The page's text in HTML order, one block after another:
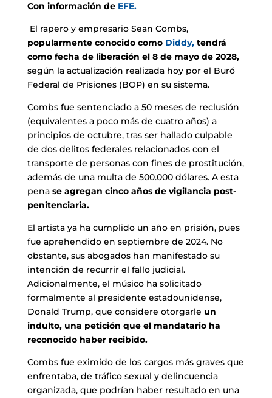
Con información de EFE.
El rapero y empresario Sean Combs,
popularmente conocido como Diddy,tendrá
como fecha de liberación el 8 de mayo de 2028,
según la actualización realizada hoy por el Buró
Federal de Prisiones (BOP) en su sistema.
Combs fue sentenciado a 50 meses de reclusión
(equivalentes a poco más de cuatro años) a
principios de octubre, tras ser hallado culpable
de dos delitos federales relacionados con el
transporte de personas con fines de prostitución,
además de una multa de 500.000 dólares. A esta
pena se agregan cinco años de vigilancia post-
penitenciaria.
El artista ya ha cumplido un año en prisión, pues
fue aprehendido en septiembre de 2024. No
obstante, sus abogados han manifestado su
intención de recurrir el fallo judicial.
Adicionalmente, el músico ha solicitado
formalmente al presidente estadounidense,
Donald Trump, que considere otorgarle un
indulto, una petición que el mandatario ha
reconocido haber recibido.
Combs fue eximido de los cargos más graves que
enfrentaba, de tráfico sexual y delincuencia
organizada, que podrían haber resultado en una